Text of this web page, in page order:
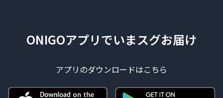
ONIGOアプリでいまスグお届け
アプリのダウンロードはこちら